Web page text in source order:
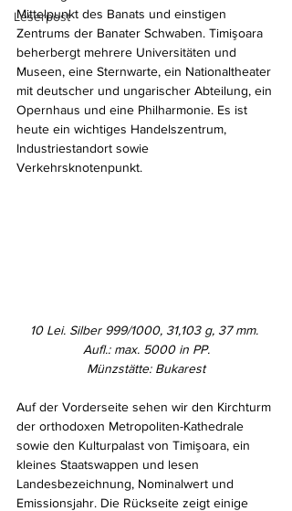
Leserpost
Mittelpunkt des Banats und einstigen
Zentrums der Banater Schwaben. Timişoara
beherbergt mehrere Universitäten und
Museen, eine Sternwarte, ein Nationaltheater
mit deutscher und ungarischer Abteilung, ein
Opernhaus und eine Philharmonie. Es ist
heute ein wichtiges Handelszentrum,
Industriestandort sowie
Verkehrsknotenpunkt.
10 Lei. Silber 999/1000, 31,103 g, 37 mm.
Aufl.: max. 5000 in PP.
Münzstätte: Bukarest
Auf der Vorderseite sehen wir den Kirchturm
der orthodoxen Metropoliten-Kathedrale
sowie den Kulturpalast von Timişoara, ein
kleines Staatswappen und lesen
Landesbezeichnung, Nominalwert und
Emissionsjahr. Die Rückseite zeigt einige